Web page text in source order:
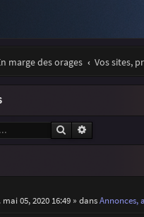
marge des orages Vos sites,
Rechercher
05, 2020 16:49» dansAnnonces,